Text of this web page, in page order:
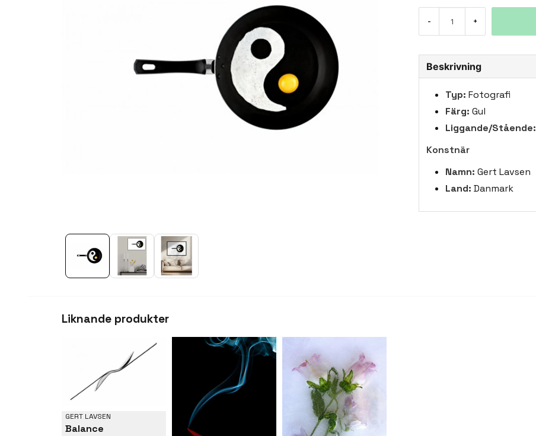
- +
Beskrivning
Typ: Fotografi
Färg: Gul
Liggande/Stående:
Konstnär
Namn: Gert Lavsen
Land: Danmark
Liknande produkter
GERT LAVSEN
Balance